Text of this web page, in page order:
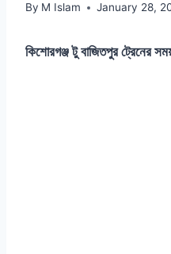
By M Islam January 28,
কিশোরগঞ্জ টু বাজিতপুর ট্রেনের